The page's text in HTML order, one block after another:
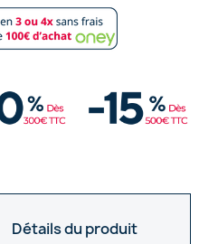
Détails du produit